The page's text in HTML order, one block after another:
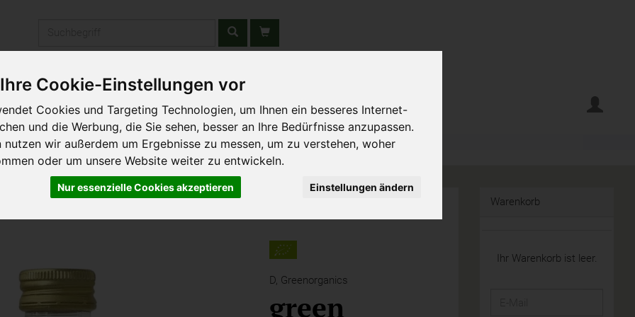
Cookie-Einstellungen vor
Cookies und Targeting Technologien, um Ihnen ein besseres Internet-
und die Werbung, die Sie sehen, besser an Ihre Bedürfnisse anzupassen.
nutzen wir außerdem um Ergebnisse zu messen, um zu verstehen, woher
oder um unsere Website weiter zu entwickeln.
Nur essenzielle Cookies akzeptieren Einstellungen ändern
& Schulen Liefergebiet Wochenmarkt
D, Greenorganics
green
Warenkorb
Ihr Warenkorb ist leer.